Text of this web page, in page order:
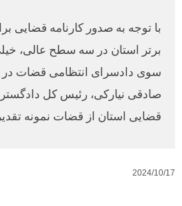
برتر استان در سه سطح عالی،
سوی دادسرای انتظامی قضات در
صادقی نیارکی، رئیس کل
قضایی استان از قضات نمونه
2024/10/17